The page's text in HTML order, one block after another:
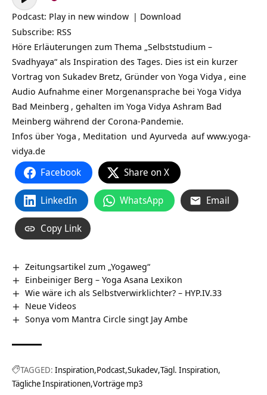
Player
Podcast: Play in new window | Download
Subscribe: RSS
Höre Erläuterungen zum Thema „Selbststudium –
Svadhyaya“ als Inspiration des Tages. Dies ist ein kurzer
Vortrag von Sukadev Bretz, Gründer von Yoga Vidya , eine
Audio Aufnahme einer Morgenansprache bei Yoga Vidya
Bad Meinberg , gehalten im Yoga Vidya Ashram Bad
Meinberg während der Corona-Pandemie.
Infos über Yoga , Meditation und Ayurveda aufwww.yoga-
vidya.de
Facebook Share on X
LinkedIn WhatsApp Email
Copy Link
Zeitungsartikel zum „Yogaweg“
Einbeiniger Berg – Yoga Asana Lexikon
Wie wäre ich als Selbstverwirklichter? – HYP.IV.33
Neue Videos
Sonya vom Mantra Circle singt Jay Ambe
TAGGED: Inspiration Podcast Sukadev Tägl. Inspiration
Tägliche Inspirationen Vorträge mp3